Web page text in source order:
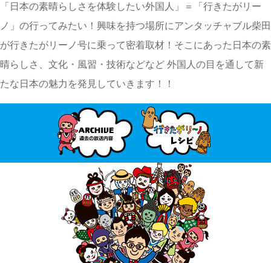
「日本の素晴らしさを体験したい外国人」＝「行きたがリー
ノ」の行ってみたい！興味を持つ場所にアンタッチャブル柴田
が行きたがリーノ号に乗って密着取材！そこにあった日本の素
晴らしさ、文化・風習・技術などなど 外国人の目を通して新
たな日本の魅力を発見していきます！！